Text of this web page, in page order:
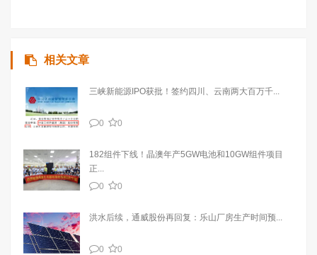
相关文章
三峡新能源IPO获批！签约四川、云南两大百万千...
0 0
182组件下线！晶澳年产5GW电池和10GW组件项目
正...
0
0
洪水后续，通威股份再回复：乐山厂房生产时间预...
0 0